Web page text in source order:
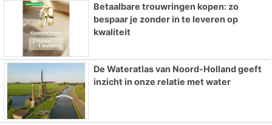
Betaalbare trouwringen kopen: zo
bespaar je zonder in te leveren op
kwaliteit
De Wateratlas van Noord-Holland geeft
inzicht in onze relatie met water